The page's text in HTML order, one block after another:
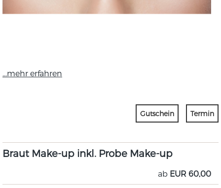
...mehr erfahren
Gutschein Termin
Braut Make-up inkl. Probe Make-up
ab EUR 60,00